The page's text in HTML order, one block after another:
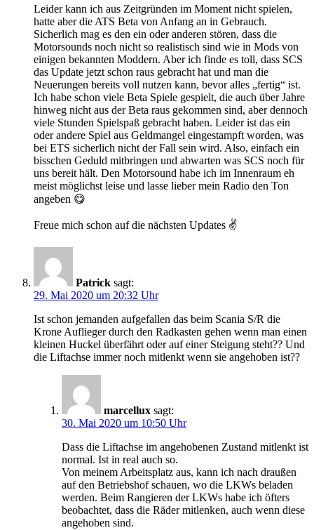
Leider kann ich aus Zeitgründen im Moment nicht spielen,
hatte aber die ATS Beta von Anfang an in Gebrauch.
Sicherlich mag es den ein oder anderen stören, dass die
Motorsounds noch nicht so realistisch sind wie in Mods von
einigen bekannten Moddern. Aber ich finde es toll, dass SCS
das Update jetzt schon raus gebracht hat und man die
Neuerungen bereits voll nutzen kann, bevor alles „fertig“ ist.
Ich habe schon viele Beta Spiele gespielt, die auch über Jahre
hinweg nicht aus der Beta raus gekommen sind, aber dennoch
viele Stunden Spielspaß gebracht haben. Leider ist das ein
oder andere Spiel aus Geldmangel eingestampft worden, was
bei ETS sicherlich nicht der Fall sein wird. Also, einfach ein
bisschen Geduld mitbringen und abwarten was SCS noch für
uns bereit hält. Den Motorsound habe ich im Innenraum eh
meist möglichst leise und lasse lieber mein Radio den Ton
angeben 😋
Freue mich schon auf die nächsten Updates ✌️
Patrick sagt:
29. Mai 2020 um 20:32 Uhr
Ist schon jemanden aufgefallen das beim Scania S/R die
Krone Auflieger durch den Radkasten gehen wenn man einen
kleinen Huckel überfährt oder auf einer Steigung steht?? Und
die Liftachse immer noch mitlenkt wenn sie angehoben ist??
marcellux sagt:
30. Mai 2020 um 10:50 Uhr
Dass die Liftachse im angehobenen Zustand mitlenkt ist
normal. Ist in real auch so.
Von meinem Arbeitsplatz aus, kann ich nach draußen
auf den Betriebshof schauen, wo die LKWs beladen
werden. Beim Rangieren der LKWs habe ich öfters
beobachtet, dass die Räder mitlenken, auch wenn diese
angehoben sind.